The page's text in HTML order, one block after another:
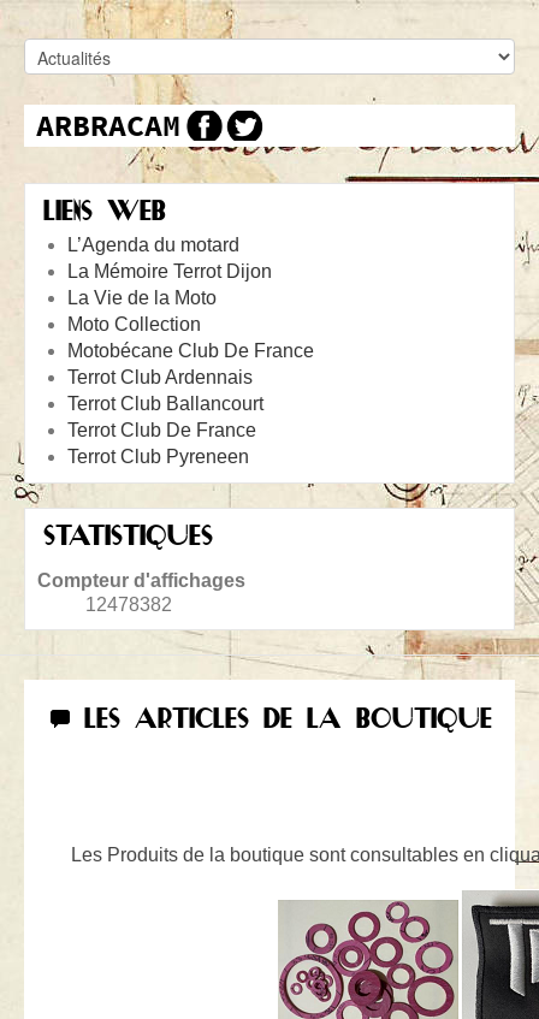
LIENS WEB
L’Agenda du motard
La Mémoire Terrot Dijon
La Vie de la Moto
Moto Collection
Motobécane Club De France
Terrot Club Ardennais
Terrot Club Ballancourt
Terrot Club De France
Terrot Club Pyreneen
STATISTIQUES
Compteur d'affichages
12478382
LES ARTICLES DE LA BOUTIQUE
Les Produits de la boutique sont consultables en